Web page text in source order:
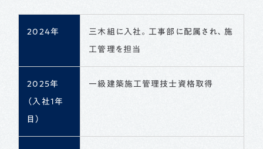
2024年 三木組に入社。工事部に配属され、施
工管理を担当
2025年
（入社1年
目）
一級建築施工管理技士資格取得